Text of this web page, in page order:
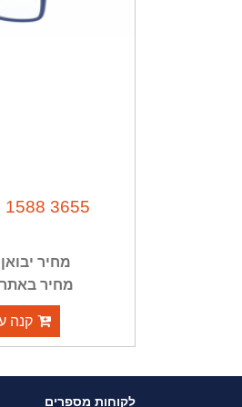
1588 3655
מחיר
מחיר באתר:
קנה
לקוחות מספרים